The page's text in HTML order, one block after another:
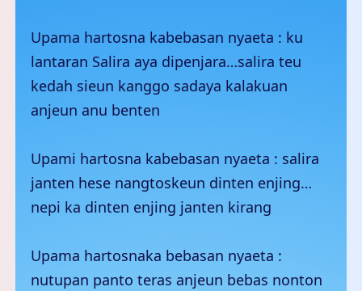
Upama hartosna kabebasan nyaeta : ku
lantaran Salira aya dipenjara…salira teu
kedah sieun kanggo sadaya kalakuan
anjeun anu benten
Upami hartosna kabebasan nyaeta : salira
janten hese nangtoskeun dinten enjing…
nepi ka dinten enjing janten kirang
Upama hartosnaka bebasan nyaeta :
nutupan panto teras anjeun bebas nonton